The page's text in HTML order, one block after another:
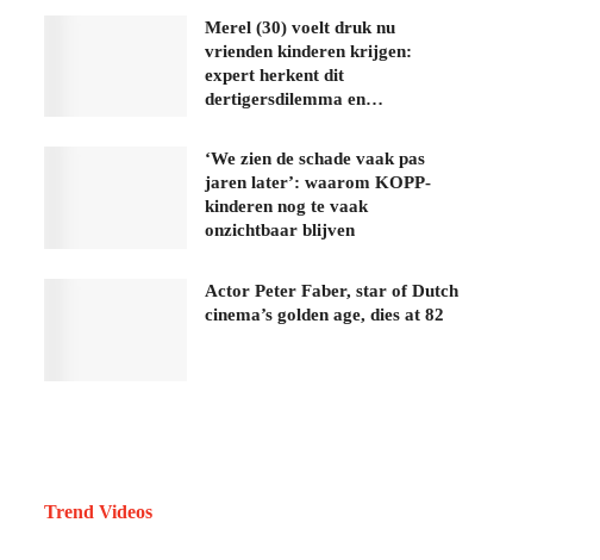
Merel (30) voelt druk nu
vrienden kinderen krijgen:
expert herkent dit
dertigersdilemma en…
‘We zien de schade vaak pas
jaren later’: waarom KOPP-
kinderen nog te vaak
onzichtbaar blijven
Actor Peter Faber, star of Dutch
cinema’s golden age, dies at 82
Trend Videos